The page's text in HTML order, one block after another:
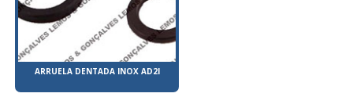
ARRUELA DENTADA INOX AD2I